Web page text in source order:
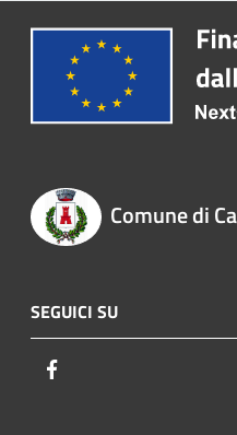
Comune di
SEGUICI SU